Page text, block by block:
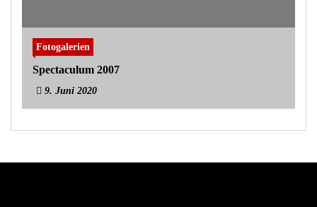
Fotogalerien
Spectaculum 2007
9. Juni 2020